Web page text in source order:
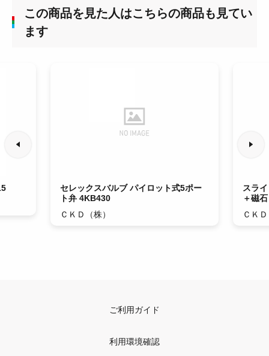
この商品を見た人はこちらの商品も見てい
ます
セレックスバルブ パイロット式5ポー
ト弁 4KB430
ＣＫＤ（株）
スラ
＋磁
ＣＫ
ご利用ガイド
利用環境確認